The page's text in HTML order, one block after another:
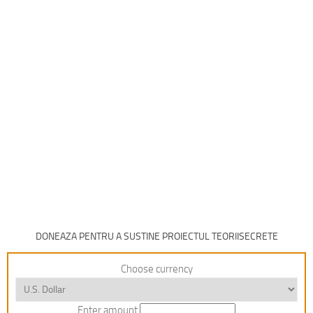
DONEAZA PENTRU A SUSTINE PROIECTUL TEORIISECRETE
Choose currency
Enter amount